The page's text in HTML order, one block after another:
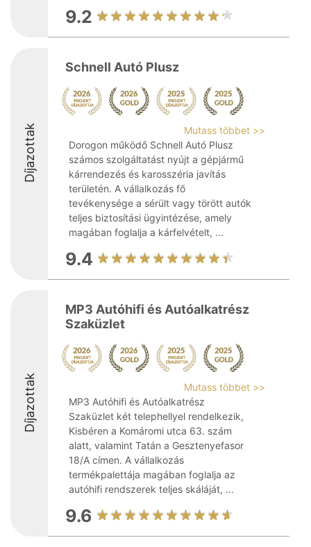
9.2
Díjazottak
Schnell Autó Plusz
Mutass többet >>
Dorogon működő Schnell Autó Plusz
számos szolgáltatást nyújt a gépjármű
kárrendezés és karosszéria javítás
területén. A vállalkozás fő
tevékenysége a sérült vagy törött autók
teljes biztosítási ügyintézése, amely
magában foglalja a kárfelvételt, ...
9.4
Díjazottak
MP3 Autóhifi és Autóalkatrész
Szaküzlet
Mutass többet >>
MP3 Autóhifi és Autóalkatrész
Szaküzlet két telephellyel rendelkezik,
Kisbéren a Komáromi utca 63. szám
alatt, valamint Tatán a Gesztenyefasor
18/A címen. A vállalkozás
termékpalettája magában foglalja az
autóhifi rendszerek teljes skáláját, ...
9.6